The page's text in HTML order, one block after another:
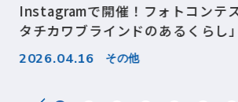
Instagramで開催！フォトコンテ
タチカワブラインドのあるくらし」
2026.04.16 その他